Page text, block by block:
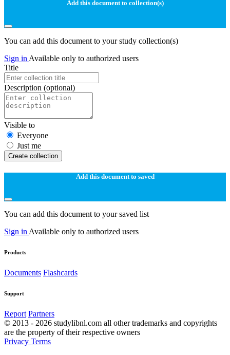
Add this document to collection(s)
You can add this document to your study collection(s)
Sign in Available only to authorized users
Title
Description (optional)
Visible to
Everyone
Just me
Create collection
Add this document to saved
You can add this document to your saved list
Sign in Available only to authorized users
Products
Documents Flashcards
Support
Report Partners
© 2013 - 2026 studylibnl.com all other trademarks and copyrights
are the property of their respective owners
Privacy Terms